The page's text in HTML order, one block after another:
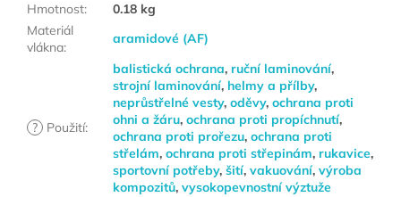
Hmotnost:
0.18 kg
Materiál
vlákna:
aramidové (AF)
? Použití:
balistická ochrana, ruční laminování,
strojní laminování, helmy a přílby,
neprůstřelné vesty, oděvy, ochrana proti
ohni a žáru, ochrana proti propíchnutí,
ochrana proti prořezu, ochrana proti
střelám, ochrana proti střepinám, rukavice,
sportovní potřeby, šití, vakuování, výroba
kompozitů, vysokopevnostní výztuže